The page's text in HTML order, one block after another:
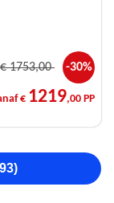
€1753,00 -30%
€ 1219,00 PP